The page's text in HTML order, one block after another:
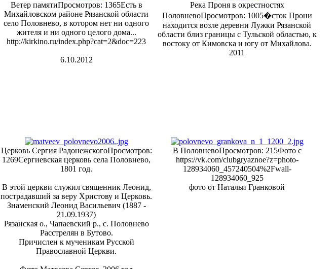
Ветер памятиПросмотров: 1365Есть в
Михайловском районе Рязанской области
село Половнево, в котором нет ни одного
жителя и ни одного целого дома...
http://kirkino.ru/index.php?cat=2&doc=223
6.10.2012
Река Проня в окрестностях
ПоловневоПросмотров: 1005�сток Прони
находится возле деревни Лужки Рязанской
области близ границы с Тульской областью, к
востоку от Кимовска и югу от Михайлова.
2011
Церковь Сергия РадонежскогоПросмотров:
1269Сергиевская церковь села Половнево,
1801 год.
В этой церкви служил священник Леонид,
пострадавший за веру Христову и Церковь.
Знаменский Леонид Васильевич (1887 -
21.09.1937)
Рязанская о., Чапаевский р., с. Половнево
Расстрелян в Бутово.
Причислен к мученикам Русской
Православной Церкви.
В ПоловневоПросмотров: 215Фото с
https://vk.com/clubgryaznoe?z=photo-
128934060_457240504%2Fwall-
128934060_925
фото от Натальи Гранковой